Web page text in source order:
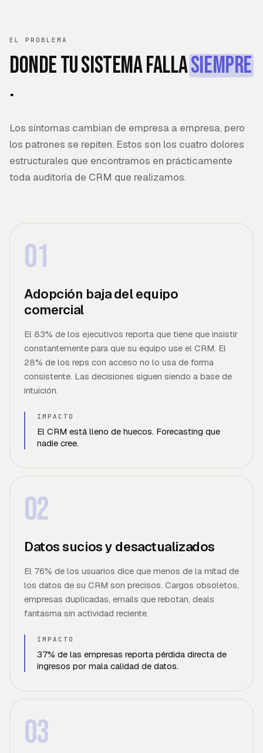
EL PROBLEMA
Donde tu sistema fallasiempre
.
Los síntomas cambian de empresa a empresa, pero
los patrones se repiten. Estos son los cuatro dolores
estructurales que encontramos en prácticamente
toda auditoría de CRM que realizamos.
01
Adopción baja del equipo
comercial
El 83% de los ejecutivos reporta que tiene que insistir
constantemente para que su equipo use el CRM. El
28% de los reps con acceso no lo usa de forma
consistente. Las decisiones siguen siendo a base de
intuición.
IMPACTO
El CRM está lleno de huecos. Forecasting que
nadie cree.
02
Datos sucios y desactualizados
El 76% de los usuarios dice que menos de la mitad de
los datos de su CRM son precisos. Cargos obsoletos,
empresas duplicadas, emails que rebotan, deals
fantasma sin actividad reciente.
IMPACTO
37% de las empresas reporta pérdida directa de
ingresos por mala calidad de datos.
03